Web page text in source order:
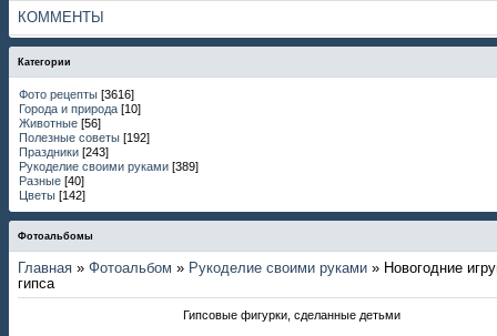
КОММЕНТЫ
Категории
Фото рецепты [3616]
Города и природа [10]
Животные [56]
Полезные советы [192]
Праздники [243]
Рукоделие своими руками [389]
Разные [40]
Цветы [142]
Фотоальбомы
Главная » Фотоальбом » Рукоделие своими руками » Новогодние
гипса
Гипсовые фигурки, сделанные детьми